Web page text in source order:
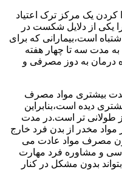
کردن یک مرکز ترک اعتیاد
یکی از دلایل شکست در
است،بیمارانی که برای
به مدت سه تا چهار هفته
درمان به دوز مصرفی و
بیشتری مواد مصرف
دیده است،بنابراین
طولانی تر است.در مدت
مخدر از بدن فرد خارج
مصرف مواد عادت می
و مشاوره فرد مهارت
بدون مشکل در کنار